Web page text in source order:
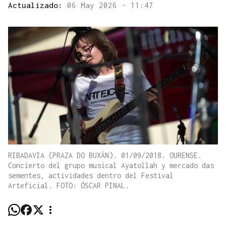
Actualizado: 06 May 2026 - 11:47
RIBADAVIA (PRAZA DO BUXÁN). 01/09/2018. OURENSE.
Concierto del grupo musical Ayatollah y mercado das
sementes, actividades dentro del Festival
Arteficial. FOTO: ÓSCAR PINAL.